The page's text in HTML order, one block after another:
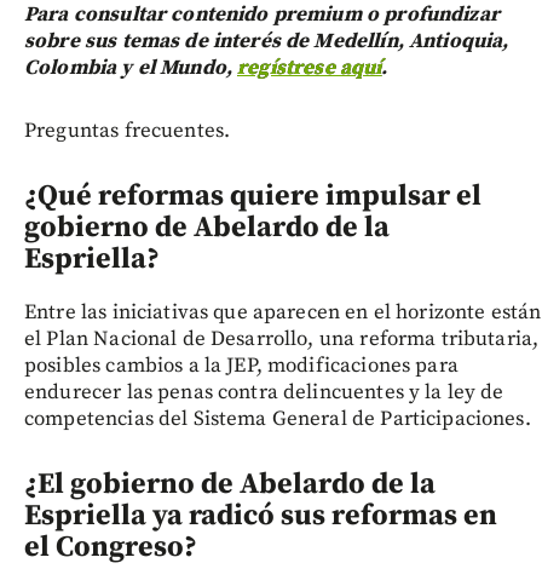
Para consultar contenido premium o profundizar
sobre sus temas de interés de Medellín, Antioquia,
Colombia y el Mundo,regístrese aquí.
Preguntas frecuentes.
¿Qué reformas quiere impulsar el
gobierno de Abelardo de la
Espriella?
Entre las iniciativas que aparecen en el horizonte están
el Plan Nacional de Desarrollo, una reforma tributaria,
posibles cambios a la JEP, modificaciones para
endurecer las penas contra delincuentes y la ley de
competencias del Sistema General de Participaciones.
¿El gobierno de Abelardo de la
Espriella ya radicó sus reformas en
el Congreso?